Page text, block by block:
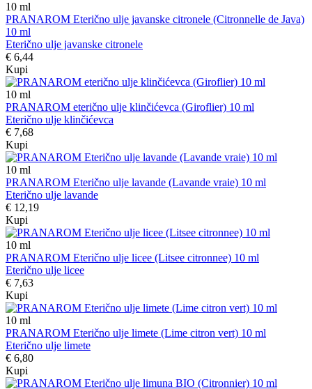
10 ml
PRANAROM Eterično ulje javanske citronele (Citronnelle de Java)
10 ml
Eterično ulje javanske citronele
€ 6,44
Kupi
10 ml
PRANAROM eterično ulje klinčićevca (Giroflier) 10 ml
Eterično ulje klinčićevca
€ 7,68
Kupi
10 ml
PRANAROM Eterično ulje lavande (Lavande vraie) 10 ml
Eterično ulje lavande
€ 12,19
Kupi
10 ml
PRANAROM Eterično ulje licee (Litsee citronnee) 10 ml
Eterično ulje licee
€ 7,63
Kupi
10 ml
PRANAROM Eterično ulje limete (Lime citron vert) 10 ml
Eterično ulje limete
€ 6,80
Kupi